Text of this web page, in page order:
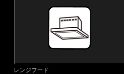
レンジフード